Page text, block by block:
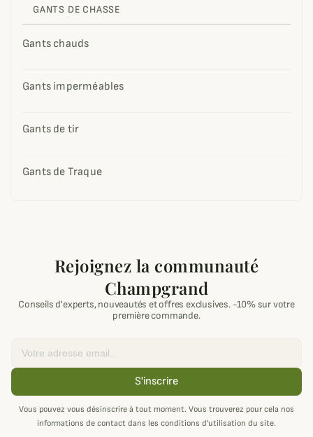
GANTS DE CHASSE
Gants chauds
Gants imperméables
Gants de tir
Gants de Traque
Rejoignez la communauté
Champgrand
Conseils d'experts, nouveautés et offres exclusives. -10% sur votre
première commande.
S'inscrire
Vous pouvez vous désinscrire à tout moment. Vous trouverez pour cela nos
informations de contact dans les conditions d'utilisation du site.